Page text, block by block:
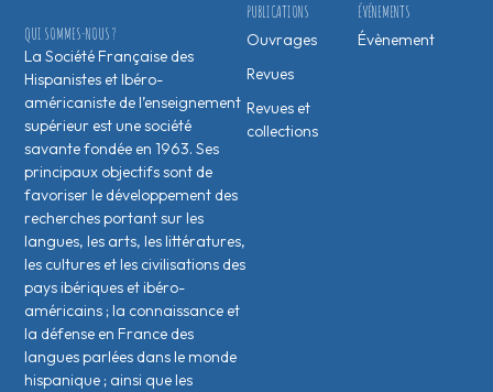
ÉVÉNEMENTS
Évènement
PUBLICATIONS
Ouvrages
Revues
Revues et
collections
QUI SOMMES-NOUS ?
La Société Française des
Hispanistes et Ibéro-
américaniste de l’enseignement
supérieur est une société
savante fondée en 1963. Ses
principaux objectifs sont de
favoriser le développement des
recherches portant sur les
langues, les arts, les littératures,
les cultures et les civilisations des
pays ibériques et ibéro-
américains ; la connaissance et
la défense en France des
langues parlées dans le monde
hispanique ; ainsi que les